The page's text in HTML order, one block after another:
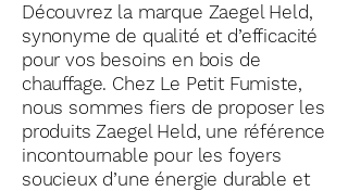
Découvrez la marque Zaegel Held,
synonyme de qualité et d’efficacité
pour vos besoins en bois de
chauffage. Chez Le Petit Fumiste,
nous sommes fiers de proposer les
produits Zaegel Held, une référence
incontournable pour les foyers
soucieux d’une énergie durable et